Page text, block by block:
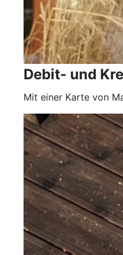
Debit- und
Mit einer Karte von